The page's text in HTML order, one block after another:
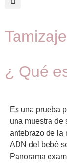
Tamizaje
¿ Qué
Es una prueba
una muestra de
antebrazo de la
ADN del bebé
Panorama